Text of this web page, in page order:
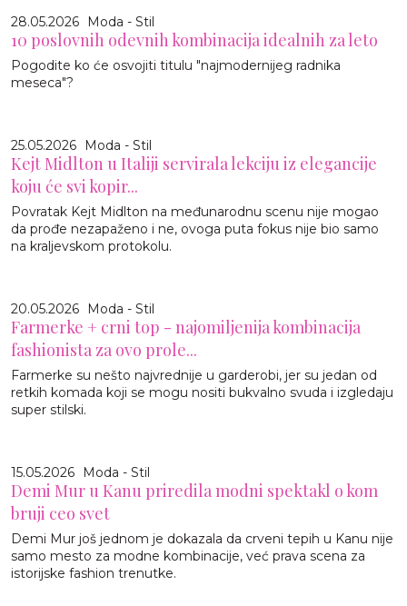
28.05.2026 Moda - Stil
10 poslovnih odevnih kombinacija idealnih za leto
Pogodite ko će osvojiti titulu "najmodernijeg radnika
meseca"?
25.05.2026 Moda - Stil
Kejt Midlton u Italiji servirala lekciju iz elegancije
koju će svi kopir...
Povratak Kejt Midlton na međunarodnu scenu nije mogao
da prođe nezapaženo i ne, ovoga puta fokus nije bio samo
na kraljevskom protokolu.
20.05.2026 Moda - Stil
Farmerke + crni top - najomiljenija kombinacija
fashionista za ovo prole...
Farmerke su nešto najvrednije u garderobi, jer su jedan od
retkih komada koji se mogu nositi bukvalno svuda i izgledaju
super stilski.
15.05.2026 Moda - Stil
Demi Mur u Kanu priredila modni spektakl o kom
bruji ceo svet
Demi Mur još jednom je dokazala da crveni tepih u Kanu nije
samo mesto za modne kombinacije, već prava scena za
istorijske fashion trenutke.